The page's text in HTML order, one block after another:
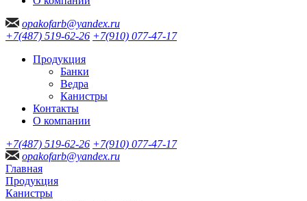
opakofarb@yandex.ru
+7(487) 519-62-26 +7(910) 077-47-17
Продукция
Банки
Ведра
Канистры
Контакты
О компании
+7(487) 519-62-26 +7(910) 077-47-17
opakofarb@yandex.ru
Главная
Продукция
Канистры